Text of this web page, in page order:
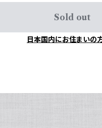
Sold out
日本国内にお住まいの